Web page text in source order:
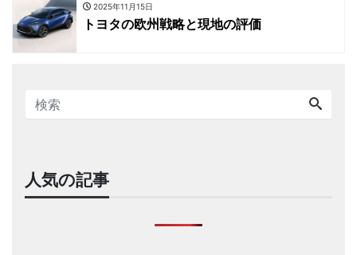
2025年11月15日
トヨタの欧州戦略と現地の評価
人気の記事